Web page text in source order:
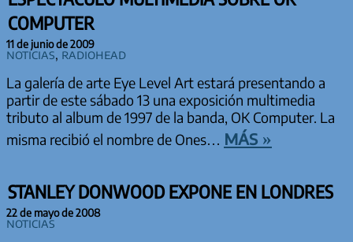
COMPUTER
11 de junio de 2009
Noticias, Radiohead
La galería de arte Eye Level Art estará presentando a
partir de este sábado 13 una exposición multimedia
tributo al album de 1997 de la banda, OK Computer. La
misma recibió el nombre de Ones… más »
STANLEY DONWOOD EXPONE EN LONDRES
22 de mayo de 2008
Noticias